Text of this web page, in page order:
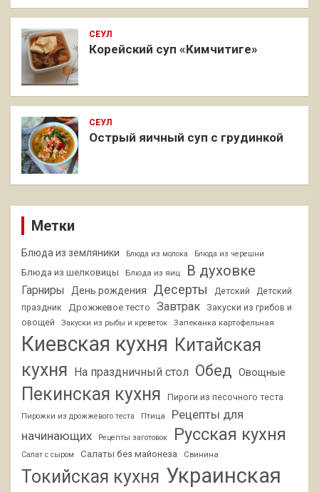
СЕУЛ
Корейский суп «Кимчитиге»
СЕУЛ
Острый яичный суп с грудинкой
Метки
Блюда из земляники Блюда из молока Блюда из черешни
Блюда из шелковицы Блюда из яиц В духовке
Гарниры День рождения Десерты Детский
Детский
праздник
Дрожжевое тесто Завтрак
Закуски из грибов и
овощей
Закуски из рыбы и креветок Запеканка картофельная
Киевская кухня Китайская
кухня На праздничный стол Обед Овощные
Пекинская кухня Пироги из песочного теста
Пирожки из дрожжевого теста Птица
Рецепты для
начинающих
Рецепты заготовок Русская кухня
Салат с сыром Салаты без майонеза Свинина
Токийская кухня Украинская